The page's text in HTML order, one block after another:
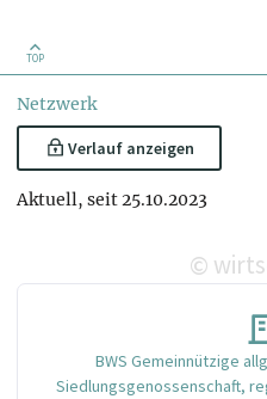
TOP
Netzwerk
Verlauf anzeigen
Aktuell, seit 25.10.2023
©
BWS Gemeinnützige
Siedlungsgenossenschaft,